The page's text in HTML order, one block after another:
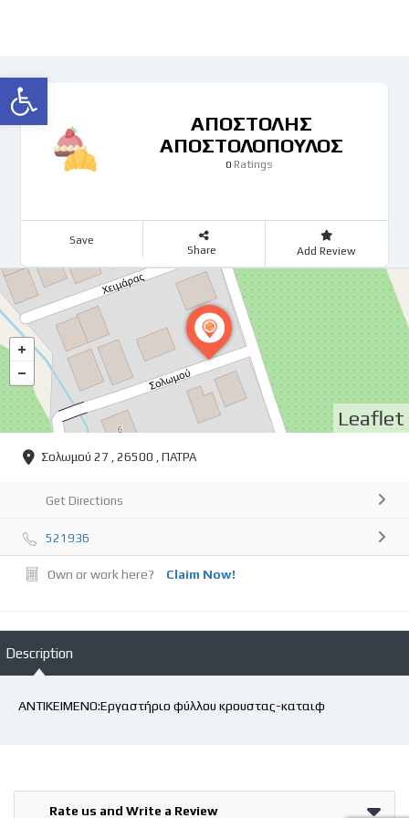
Ανοίξτε τη γραμμή εργαλείων
ΑΠΟΣΤΟΛΗΣ
ΑΠΟΣΤΟΛΟΠΟΥΛΟΣ
0Ratings
Save
Share Add Review
Leaflet
Σολωμού 27 , 26500 , ΠΑΤΡΑ
Get Directions
521936
Own or work here? Claim Now!
Description
ΑΝΤΙΚΕΙΜΕΝΟ:Εργαστήριο φύλλου κρουστας-καταιφ
Rate us and Write a Review